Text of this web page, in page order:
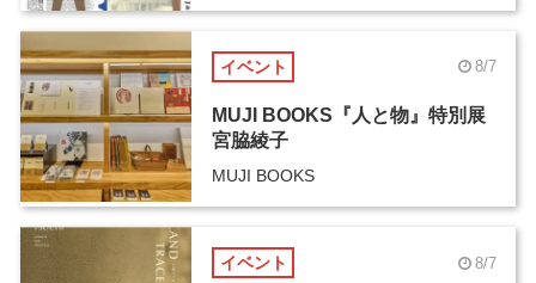
イベント 8/7
MUJI BOOKS『人と物』特別展
宮脇綾子
MUJI BOOKS
イベント 8/7